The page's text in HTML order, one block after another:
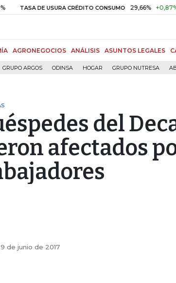
DE USURA CRÉDITO CONSUMO 29,66% +0,87%
AGRONEGOCIOS ANÁLISIS ASUNTOS LEGALES
GRUPO ARGOS ODINSA HOGAR GRUPO NUTRESA
del
afectados
de junio de 2017